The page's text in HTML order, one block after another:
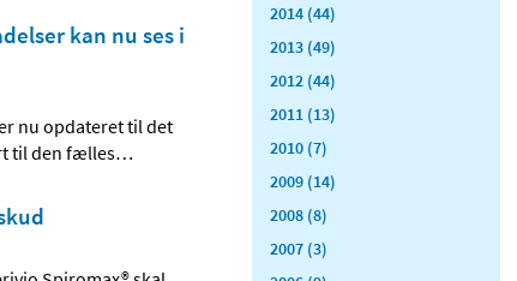
kan nu ses i
nu opdateret til det
til den fælles…
2014 (44)
2013 (49)
2012 (44)
2011 (13)
2010 (7)
2009 (14)
2008 (8)
2007 (3)